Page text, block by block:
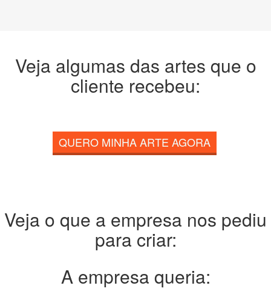
Veja algumas das artes que o
cliente recebeu:
QUERO MINHA ARTE AGORA
Veja o que a empresa nos pediu
para criar:
A empresa queria: